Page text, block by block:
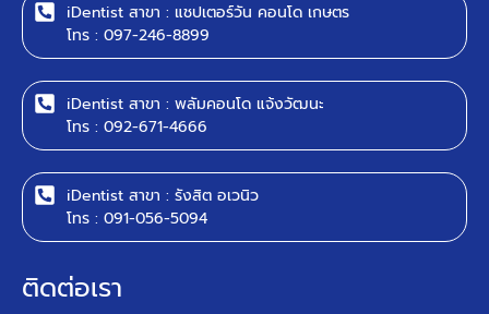
iDentist สาขา : แชปเตอร์วัน คอนโด เกษตร
โทร : 097-246-8899
iDentist สาขา : พลัมคอนโด แจ้งวัฒนะ
โทร : 092-671-4666
iDentist สาขา : รังสิต อเวนิว
โทร : 091-056-5094
ติดต่อเรา